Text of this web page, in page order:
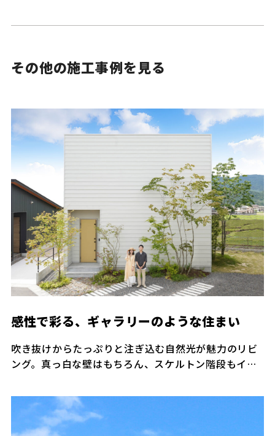
その他の施工事例を見る
感性で彩る、ギャラリーのような住まい
吹き抜けからたっぷりと注ぎ込む自然光が魅力のリビ
ング。真っ白な壁はもちろん、スケルトン階段もイン